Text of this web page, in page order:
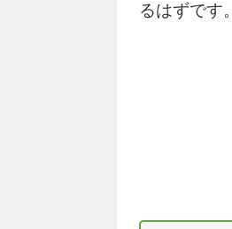
るはずです。